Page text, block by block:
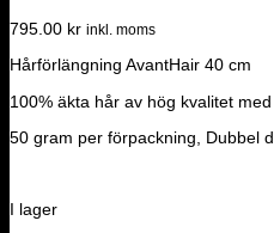
795.00 kr inkl. moms
Hårförlängning AvantHair 40 cm
100% äkta hår av hög kvalitet
50 gram per förpackning, Dubbel
I lager